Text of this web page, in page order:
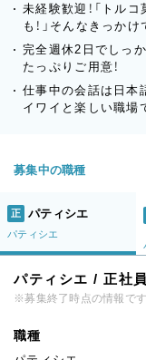
未経験歓迎！「トル
も！」そんなきっか
完全週休2日でしっ
たっぷりご用意！
仕事中の会話は日本
イワイと楽しい職場
募集中の職種
正 パティシエ
パティシエ
パティシエ / 正社
※募集終了時点の情報です
職種